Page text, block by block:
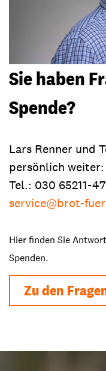
Sie haben
Spende?
Lars Renner und
persönlich weiter:
Tel.: 030 65211-
service@brot-
Hier finden Sie
Spenden.
Zu den